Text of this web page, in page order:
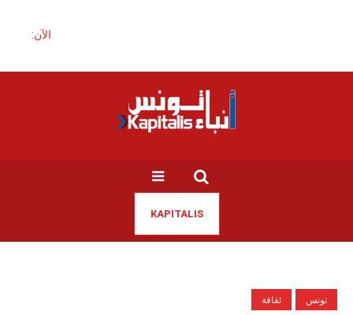
الآن:
KAPITALIS
تونس ثقافة